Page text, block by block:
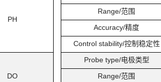
PH
Range/范围
Accuracy/精度
Control stability/控制稳定性
DO
Probe type/电极类型
Range/范围